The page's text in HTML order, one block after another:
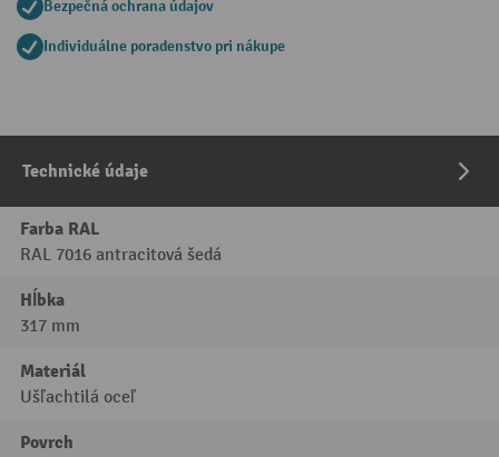
Bezpečná ochrana údajov
Individuálne poradenstvo pri nákupe
Technické údaje
Farba RAL
RAL 7016 antracitová šedá
Hĺbka
317 mm
Materiál
Ušľachtilá oceľ
Povrch